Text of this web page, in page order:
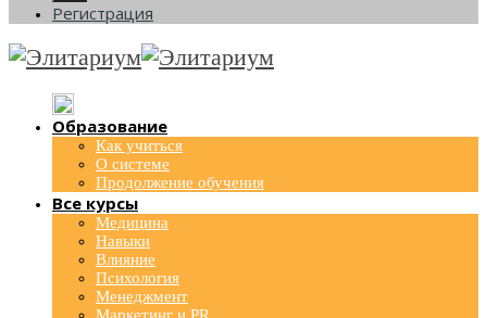
Регистрация
Образование
Как учиться
О системе
Продолжение обучения
Все курсы
Медицина
Навыки
Влияние
Психология
Менеджмент